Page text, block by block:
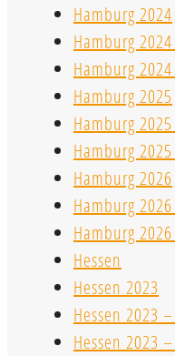
Hamburg 2024
Hamburg
Hamburg
Hamburg 2025
Hamburg
Hamburg
Hamburg 2026
Hamburg
Hamburg
Hessen
Hessen 2023
Hessen 2023
Hessen 2023